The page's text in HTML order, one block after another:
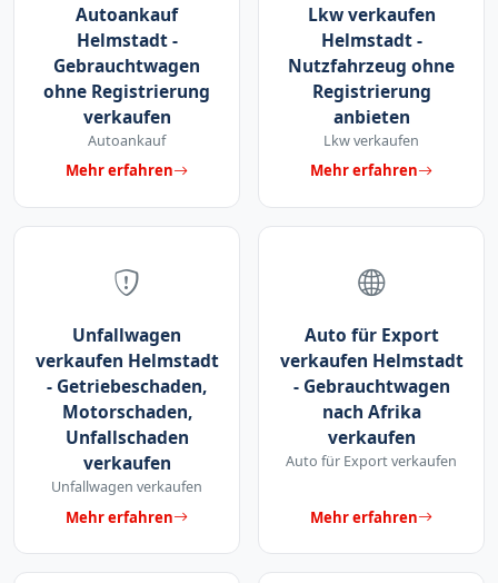
Autoankauf
Helmstadt -
Gebrauchtwagen
ohne Registrierung
verkaufen
Autoankauf
Mehr erfahren
Lkw verkaufen
Helmstadt -
Nutzfahrzeug ohne
Registrierung
anbieten
Lkw verkaufen
Mehr erfahren
Unfallwagen
verkaufen Helmstadt
- Getriebeschaden,
Motorschaden,
Unfallschaden
verkaufen
Unfallwagen verkaufen
Mehr erfahren
Auto für Export
verkaufen Helmstadt
- Gebrauchtwagen
nach Afrika
verkaufen
Auto für Export verkaufen
Mehr erfahren